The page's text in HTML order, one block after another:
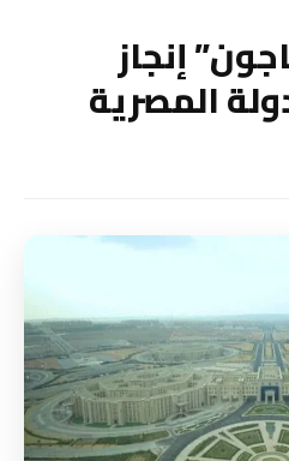
إنجاز
المصرية